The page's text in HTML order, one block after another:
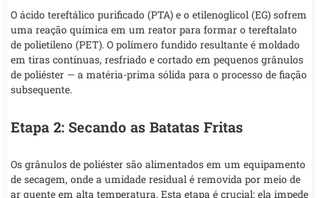
O ácido tereftálico purificado (PTA) e o etilenoglicol (EG) sofrem
uma reação química em um reator para formar o tereftalato
de polietileno (PET). O polímero fundido resultante é moldado
em tiras contínuas, resfriado e cortado em pequenos grânulos
de poliéster — a matéria-prima sólida para o processo de fiação
subsequente.
Etapa 2: Secando as Batatas Fritas
Os grânulos de poliéster são alimentados em um equipamento
de secagem, onde a umidade residual é removida por meio de
ar quente em alta temperatura. Esta etapa é crucial: ela impede